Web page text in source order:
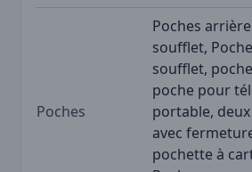
Poches
Poches
soufflet,
soufflet,
poche pour
portable,
avec
pochette à